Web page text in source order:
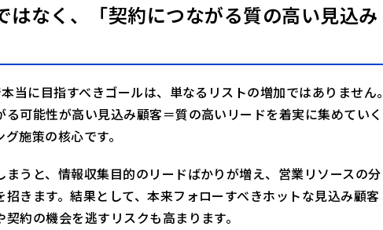
はなく、「契約につながる質の高い見込み
当に目指すべきゴールは、単なるリストの増加ではありません。
可能性が高い見込み顧客＝質の高いリードを着実に集めていく
施策の核心です。
まうと、情報収集目的のリードばかりが増え、営業リソースの分
きます。結果として、本来フォローすべきホットな見込み顧客
約の機会を逃すリスクも高まります。